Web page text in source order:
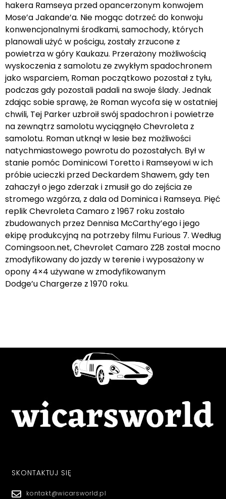
hakera Ramseya przed opancerzonym konwojem
Mose’a Jakande’a. Nie mogąc dotrzeć do konwoju
konwencjonalnymi środkami, samochody, których
planowali użyć w pościgu, zostały zrzucone z
powietrza w góry Kaukazu. Przerażony możliwością
wyskoczenia z samolotu ze zwykłym spadochronem
jako wsparciem, Roman początkowo pozostał z tyłu,
podczas gdy pozostali padali na swoje ślady. Jednak
zdając sobie sprawę, że Roman wycofa się w ostatniej
chwili, Tej Parker uzbroił swój spadochron i powietrze
na zewnątrz samolotu wyciągnęło Chevroleta z
samolotu. Roman utknął w lesie bez możliwości
natychmiastowego powrotu do pozostałych. Był w
stanie pomóc Dominicowi Toretto i Ramseyowi w ich
próbie ucieczki przed Deckardem Shawem, gdy ten
zahaczył o jego zderzak i zmusił go do zejścia ze
stromego wzgórza, z dala od Dominica i Ramseya. Pięć
replik Chevroleta Camaro z 1967 roku zostało
zbudowanych przez Dennisa McCarthy’ego i jego
ekipę produkcyjną na potrzeby filmu Furious 7. Według
Comingsoon.net, Chevrolet Camaro Z28 został mocno
zmodyfikowany do jazdy w terenie i wyposażony w
opony 4×4 używane w zmodyfikowanym
Dodge’u Chargerze z 1970 roku.
SKONTAKTUJ SIĘ
kontakt@wicarsworld.pl